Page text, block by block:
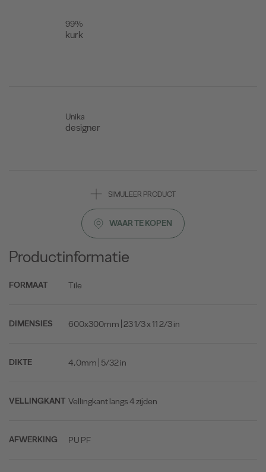
99%
kurk
Unika
designer
SIMULEER PRODUCT
WAAR TE KOPEN
Productinformatie
FORMAAT Tile
DIMENSIES 600x300mm | 23 1/3 x 11 2/3 in
DIKTE 4,0mm | 5/32 in
VELLINGKANT Vellingkant langs 4 zijden
AFWERKING PU PF